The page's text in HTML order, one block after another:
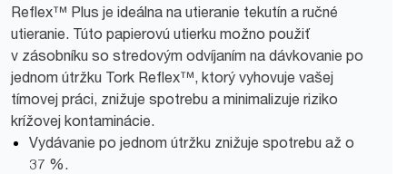
Reflex™ Plus je ideálna na utieranie tekutín a ručné
utieranie. Túto papierovú utierku možno použiť
v zásobníku so stredovým odvíjaním na dávkovanie po
jednom útržku Tork Reflex™, ktorý vyhovuje vašej
tímovej práci, znižuje spotrebu a minimalizuje riziko
krížovej kontaminácie.
Vydávanie po jednom útržku znižuje spotrebu až o
37 %.